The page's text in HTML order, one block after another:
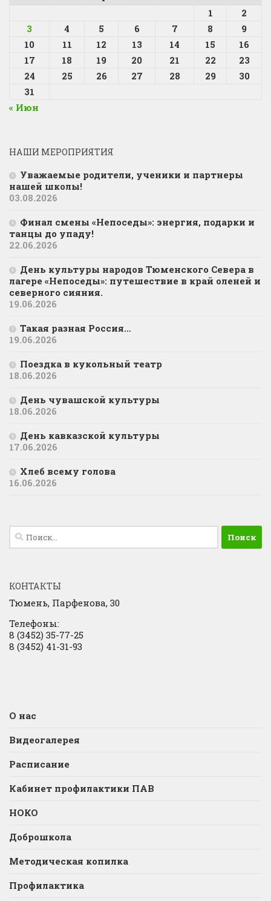
1
2
3
4 5 6 7 8
9
10
11 12 13 14 15
16
17
18 19 20 21 22
23
24
25 26 27 28 29
30
31
« Июн
НАШИ МЕРОПРИЯТИЯ
Уважаемые родители, ученики и партнеры
нашей школы!
03.08.2026
Финал смены «Непоседы»: энергия, подарки и
танцы до упаду!
22.06.2026
День культуры народов Тюменского Севера в
лагере «Непоседы»: путешествие в край оленей и
северного сияния.
19.06.2026
Такая разная Россия…
19.06.2026
Поездка в кукольный театр
18.06.2026
День чувашской культуры
18.06.2026
День кавказской культуры
17.06.2026
Хлеб всему голова
16.06.2026
Найти:
КОНТАКТЫ
Тюмень, Парфенова, 30
Телефоны:
8 (3452) 35-77-25
8 (3452) 41-31-93
О нас
Видеогалерея
Расписание
Кабинет профилактики ПАВ
НОКО
Доброшкола
Методическая копилка
Профилактика